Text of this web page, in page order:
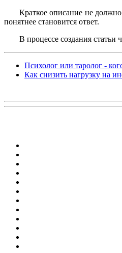
Краткое описание не
понятнее становится ответ.
В процессе создания статьи
Психолог или таролог -
Как снизить нагрузку на